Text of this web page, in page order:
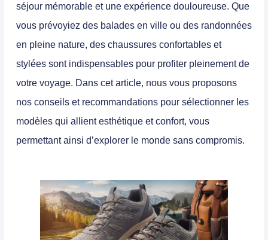
séjour mémorable et une expérience douloureuse. Que
vous prévoyiez des balades en ville ou des randonnées
en pleine nature, des chaussures confortables et
stylées sont indispensables pour profiter pleinement de
votre voyage. Dans cet article, nous vous proposons
nos conseils et recommandations pour sélectionner les
modèles qui allientesthétique etconfort, vous
permettant ainsi d’explorer le monde sans compromis.